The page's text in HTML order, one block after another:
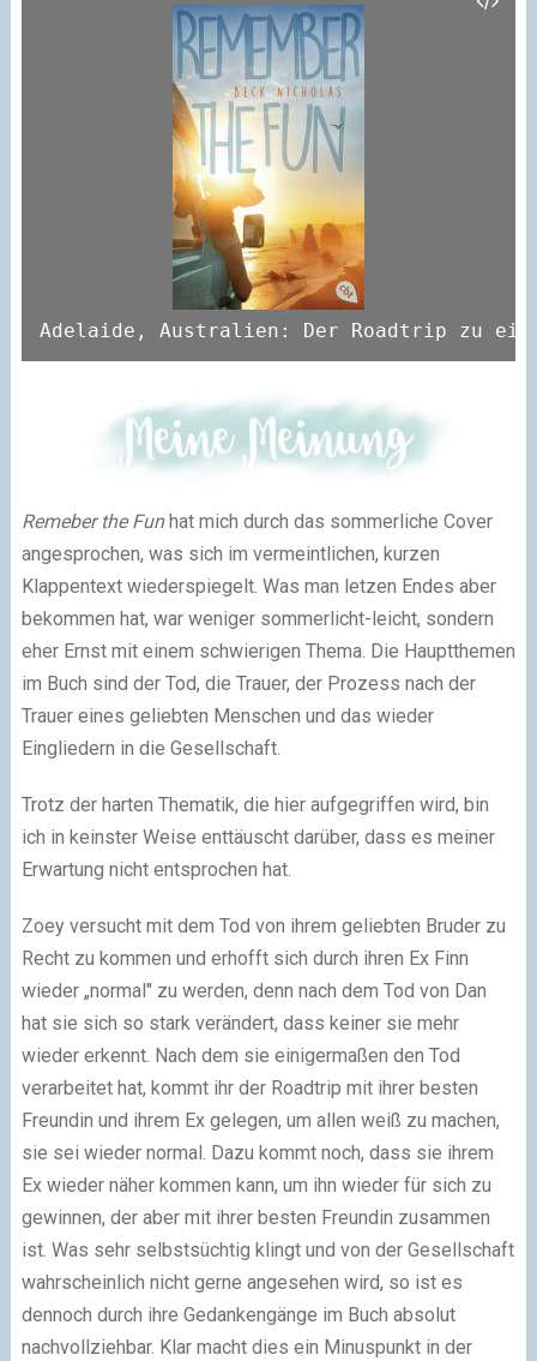
Adelaide, Australien: Der Roadtrip zu
Remeber the Fun hat mich durch das sommerliche Cover
angesprochen, was sich im vermeintlichen, kurzen
Klappentext wiederspiegelt. Was man letzen Endes aber
bekommen hat, war weniger sommerlicht-leicht, sondern
eher Ernst mit einem schwierigen Thema. Die Hauptthemen
im Buch sind der Tod, die Trauer, der Prozess nach der
Trauer eines geliebten Menschen und das wieder
Eingliedern in die Gesellschaft.
Trotz der harten Thematik, die hier aufgegriffen wird, bin
ich in keinster Weise enttäuscht darüber, dass es meiner
Erwartung nicht entsprochen hat.
Zoey versucht mit dem Tod von ihrem geliebten Bruder zu
Recht zu kommen und erhofft sich durch ihren Ex Finn
wieder „normal" zu werden, denn nach dem Tod von Dan
hat sie sich so stark verändert, dass keiner sie mehr
wieder erkennt. Nach dem sie einigermaßen den Tod
verarbeitet hat, kommt ihr der Roadtrip mit ihrer besten
Freundin und ihrem Ex gelegen, um allen weiß zu machen,
sie sei wieder normal. Dazu kommt noch, dass sie ihrem
Ex wieder näher kommen kann, um ihn wieder für sich zu
gewinnen, der aber mit ihrer besten Freundin zusammen
ist. Was sehr selbstsüchtig klingt und von der Gesellschaft
wahrscheinlich nicht gerne angesehen wird, so ist es
dennoch durch ihre Gedankengänge im Buch absolut
nachvollziehbar. Klar macht dies ein Minuspunkt in der